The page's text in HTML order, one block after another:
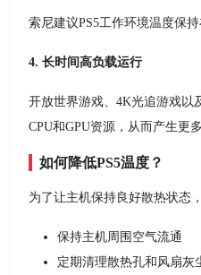
索尼建议PS5工作环境温度保
4. 长时间高负载运行
开放世界游戏、4K光追游戏以
CPU和GPU资源，从而产生更多
如何降低PS5温度？
为了让主机保持良好散热状态
保持主机周围空气流通
定期清理散热孔和风扇灰